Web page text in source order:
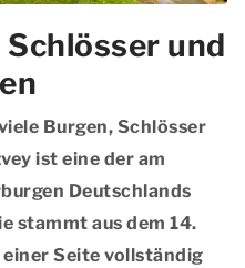
und
Burgen, Schlösser
ist eine der am
Deutschlands
stammt aus dem 14.
einer Seite vollständig